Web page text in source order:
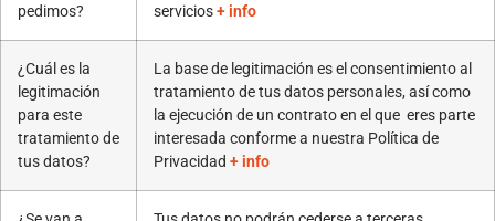
pedimos?
servicios+ info
¿Cuál es la
legitimación
para este
tratamiento de
tus datos?
La base de legitimación es el consentimiento al
tratamiento de tus datos personales, así como
la ejecución de un contrato en el que eres parte
interesada conforme a nuestra Política de
Privacidad + info